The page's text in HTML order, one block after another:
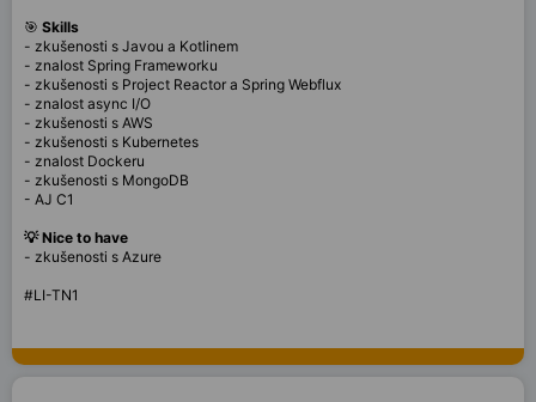
🎯 Skills
- zkušenosti s Javou a Kotlinem
- znalost Spring Frameworku
- zkušenosti s Project Reactor a Spring Webflux
- znalost async I/O
- zkušenosti s AWS
- zkušenosti s Kubernetes
- znalost Dockeru
- zkušenosti s MongoDB
- AJ C1
💡 Nice to have
- zkušenosti s Azure
#LI-TN1